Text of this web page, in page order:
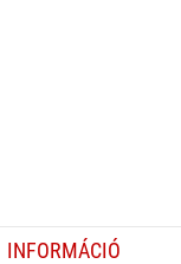
INFORMÁCIÓ